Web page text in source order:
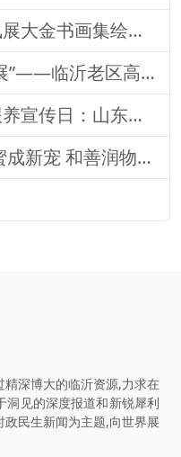
凤凰探索中美协会员窦凤展大金书画集绘就艺术传奇
“品时代佳酿谋高质量发展”——临沂老区高质量发展论坛暨贵州茅台酒（精品）主题活动圆满落幕
【志愿服务】全国母乳喂养宣传日：山东医专附属医院志愿者深入社区宣传母乳喂养健康知识
逢源采撷献苍生 巩氏蜂蜜成新宠 和善润物品牌就 养怡之福在沂蒙
深博大的临沂资源,力求在
洞见的深度报道和新锐犀利
民生新闻为主题,向世界展